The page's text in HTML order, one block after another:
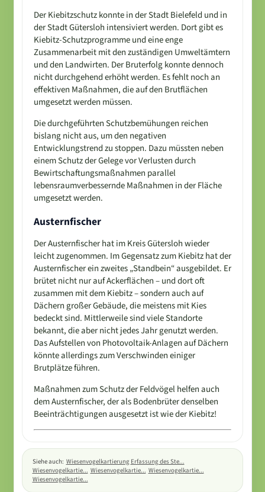
Der Kiebitzschutz konnte in der Stadt Bielefeld und in
der Stadt Gütersloh intensiviert werden. Dort gibt es
Kiebitz-Schutzprogramme und eine enge
Zusammenarbeit mit den zuständigen Umweltämtern
und den Landwirten. Der Bruterfolg konnte dennoch
nicht durchgehend erhöht werden. Es fehlt noch an
effektiven Maßnahmen, die auf den Brutflächen
umgesetzt werden müssen.
Die durchgeführten Schutzbemühungen reichen
bislang nicht aus, um den negativen
Entwicklungstrend zu stoppen. Dazu müssten neben
einem Schutz der Gelege vor Verlusten durch
Bewirtschaftungsmaßnahmen parallel
lebensraumverbessernde Maßnahmen in der Fläche
umgesetzt werden.
Austernfischer
Der Austernfischer hat im Kreis Gütersloh wieder
leicht zugenommen. Im Gegensatz zum Kiebitz hat der
Austernfischer ein zweites „Standbein“ ausgebildet. Er
brütet nicht nur auf Ackerflächen – und dort oft
zusammen mit dem Kiebitz – sondern auch auf
Dächern großer Gebäude, die meistens mit Kies
bedeckt sind. Mittlerweile sind viele Standorte
bekannt, die aber nicht jedes Jahr genutzt werden.
Das Aufstellen von Photovoltaik-Anlagen auf Dächern
könnte allerdings zum Verschwinden einiger
Brutplätze führen.
Maßnahmen zum Schutz der Feldvögel helfen auch
dem Austernfischer, der als Bodenbrüter denselben
Beeinträchtigungen ausgesetzt ist wie der Kiebitz!
Siehe auch: Wiesenvogelkartierung Erfassung des Ste...
Wiesenvogelkartie... Wiesenvogelkartie... Wiesenvogelkartie...
Wiesenvogelkartie...